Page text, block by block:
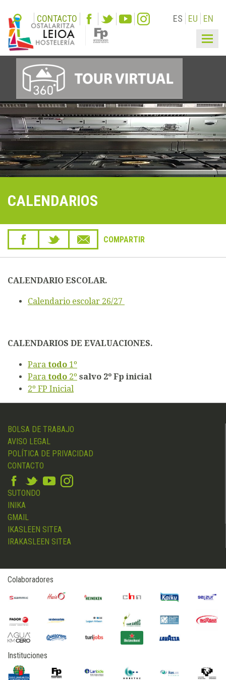
CONTACTO ES EU EN
CALENDARIOS
COMPARTIR
CALENDARIO ESCOLAR.
Calendario escolar 26/27
CALENDARIOS DE EVALUACIONES.
Para todo 1º
Para todo 2º salvo 2º Fp inicial
2º FP Inicial
BOLSA DE TRABAJO
AVISO LEGAL
POLÍTICA DE PRIVACIDAD
CONTACTO
SUTONDO
INIKA
GMAIL
IKASLEEN SITEA
IRAKASLEEN SITEA
Colaboradores
Instituciones